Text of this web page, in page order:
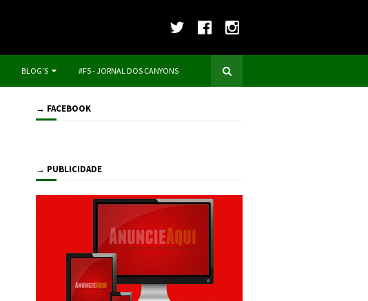
BLOG'S #F5 - JORNAL DOS CANYONS
→ FACEBOOK
→ PUBLICIDADE